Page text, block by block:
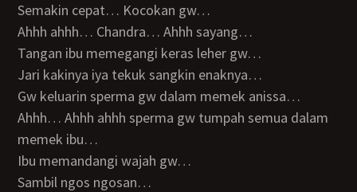
Semakin cepat… Kocokan gw…
Ahhh ahhh… Chandra… Ahhh sayang…
Tangan ibu memegangi keras leher gw…
Jari kakinya iya tekuk sangkin enaknya…
Gw keluarin sperma gw dalam memek anissa…
Ahhh… Ahhh ahhh sperma gw tumpah semua dalam
memek ibu…
Ibu memandangi wajah gw…
Sambil ngos ngosan…